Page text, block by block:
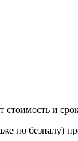
и
по безналу)